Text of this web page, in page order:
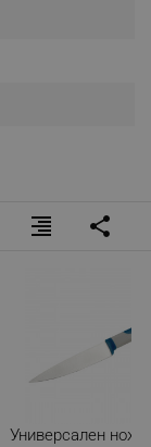
format_align_right share
Универсален нож